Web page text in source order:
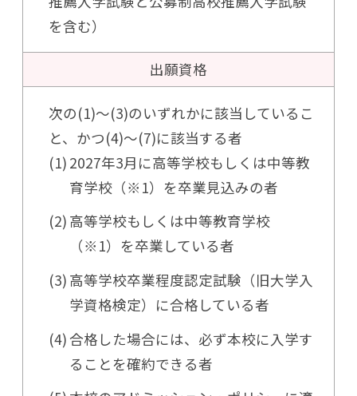
を含む）
出願資格
次の(1)〜(3)のいずれかに該当しているこ
と、かつ(4)〜(7)に該当する者
2027年3月に高等学校もしくは中等教
育学校（※1）を卒業見込みの者
高等学校もしくは中等教育学校
（※1）を卒業している者
高等学校卒業程度認定試験（旧大学入
学資格検定）に合格している者
合格した場合には、必ず本校に入学す
ることを確約できる者